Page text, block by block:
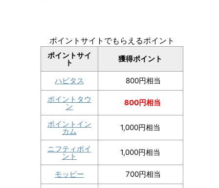
ポイントサイトでもらえるポイント
ポイントサイ
ト 獲得ポイント
ハピタス
800円相当
ポイントタウ
ン 800円相当
ポイントイン
カム 1,000円相当
ニフティポイ
ント 1,000円相当
モッピー 700円相当